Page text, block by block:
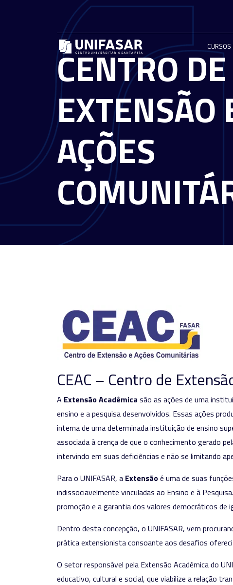
CENTRO DE
EXTENSÃO
AÇÕES
CEAC – Centro de
A Extensão Acadêmica são as ações de uma
ensino e a pesquisa desenvolvidos. Essas ações
interna de uma determinada instituição de ensino
associada à crença de que o conhecimento gerado
intervindo em suas deficiências e não se limitando
Para o UNIFASAR, a Extensãoé uma de suas
indissociavelmente vinculadas ao Ensino e à
promoção e a garantia dos valores democráticos de
Dentro desta concepção, o UNIFASAR, vem
prática extensionista consoante aos desafios
O setor responsável pela Extensão Acadêmica do
educativo, cultural e social, que viabilize a relação